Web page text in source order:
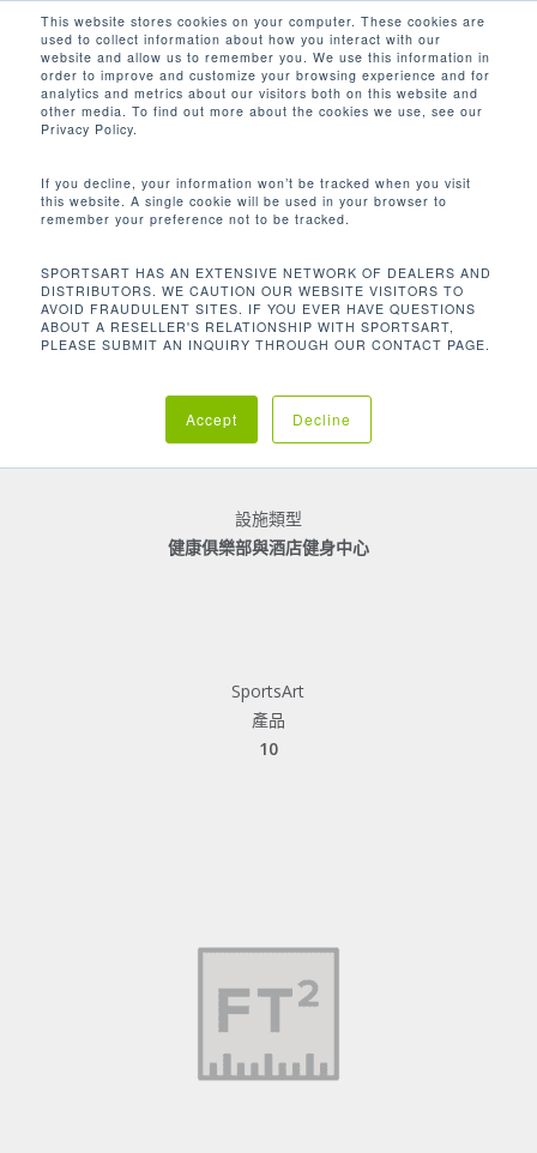
This website stores cookies on your computer. These cookies are
used to collect information about how you interact with our
website and allow us to remember you. We use this information in
order to improve and customize your browsing experience and for
analytics and metrics about our visitors both on this website and
other media. To find out more about the cookies we use, see our
Privacy Policy.
If you decline, your information won’t be tracked when you visit
this website. A single cookie will be used in your browser to
remember your preference not to be tracked.
SPORTSART HAS AN EXTENSIVE NETWORK OF DEALERS AND
DISTRIBUTORS. WE CAUTION OUR WEBSITE VISITORS TO
AVOID FRAUDULENT SITES. IF YOU EVER HAVE QUESTIONS
ABOUT A RESELLER'S RELATIONSHIP WITH SPORTSART,
PLEASE SUBMIT AN INQUIRY THROUGH OUR CONTACT PAGE.
Accept Decline
main
content
search
客戶聚焦
LIVINGWELL AT HILTON DEANSGATE
London | UK
設施類型
健康俱樂部與酒店健身中心
SportsArt
產品
10
Close
Menu